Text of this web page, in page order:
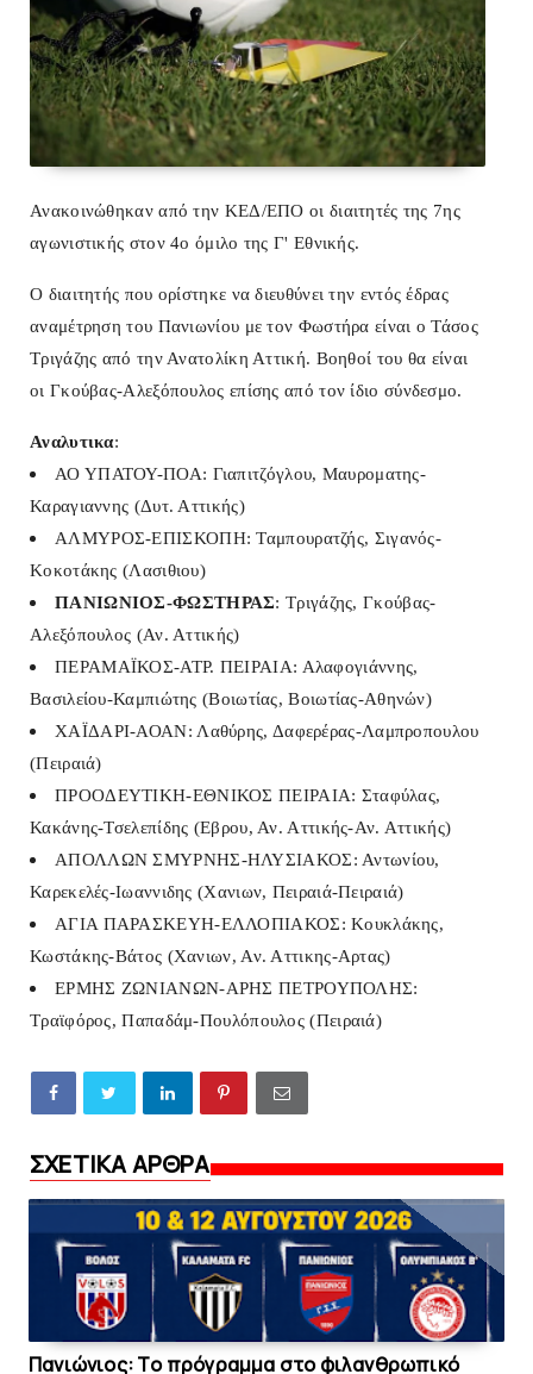
Ανακοινώθηκαν από την ΚΕΔ/ΕΠΟ οι διαιτητές της 7ης
αγωνιστικής στον 4ο όμιλο της Γ' Εθνικής.
Ο διαιτητής που ορίστηκε να διευθύνει την εντός έδρας
αναμέτρηση του Πανιωνίου με τον Φωστήρα είναι ο Τάσος
Τριγάζης από την Ανατολίκη Αττική. Βοηθοί του θα είναι
οι Γκούβας-Αλεξόπουλος επίσης από τον ίδιο σύνδεσμο.
Αναλυτικα:
ΑΟ ΥΠΑΤΟΥ-ΠΟΑ: Γιαπιτζόγλου, Μαυροματης-
Καραγιαννης (Δυτ. Αττικής)
ΑΛΜΥΡΟΣ-ΕΠΙΣΚΟΠΗ: Ταμπουρατζής, Σιγανός-
Κοκοτάκης (Λασιθιου)
ΠΑΝΙΩΝΙΟΣ-ΦΩΣΤΗΡΑΣ: Τριγάζης, Γκούβας-
Αλεξόπουλος (Αν. Αττικής)
ΠΕΡΑΜΑΪΚΟΣ-ΑΤΡ. ΠΕΙΡΑΙΑ: Αλαφογιάννης,
Βασιλείου-Καμπιώτης (Βοιωτίας, Βοιωτίας-Αθηνών)
ΧΑΪΔΑΡΙ-ΑΟΑΝ: Λαθύρης, Δαφερέρας-Λαμπροπουλου
(Πειραιά)
ΠΡΟΟΔΕΥΤΙΚΗ-ΕΘΝΙΚΟΣ ΠΕΙΡΑΙΑ: Σταφύλας,
Κακάνης-Τσελεπίδης (Εβρου, Αν. Αττικής-Αν. Αττικής)
ΑΠΟΛΛΩΝ ΣΜΥΡΝΗΣ-ΗΛΥΣΙΑΚΟΣ: Αντωνίου,
Καρεκελές-Ιωαννιδης (Χανιων, Πειραιά-Πειραιά)
ΑΓΙΑ ΠΑΡΑΣΚΕΥΗ-ΕΛΛΟΠΙΑΚΟΣ: Κουκλάκης,
Κωστάκης-Βάτος (Χανιων, Αν. Αττικης-Αρτας)
ΕΡΜΗΣ ΖΩΝΙΑΝΩΝ-ΑΡΗΣ ΠΕΤΡΟΥΠΟΛΗΣ:
Τραϊφόρος, Παπαδάμ-Πουλόπουλος (Πειραιά)
ΣΧΕΤΙΚΑ ΑΡΘΡΑ
Πανιώνιoς: Tο πρόγραμμα στο φιλανθρωπικό